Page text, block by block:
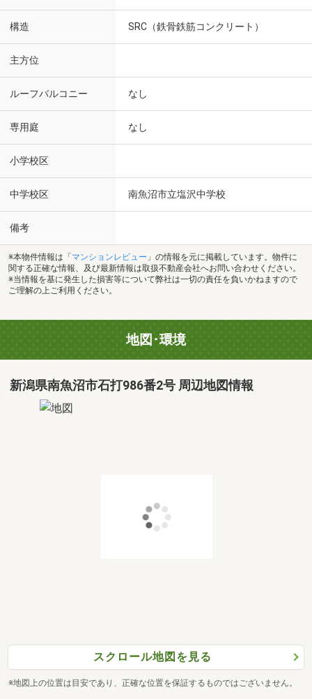
構造 SRC（鉄骨鉄筋コンクリート）
主方位
ルーフバルコニー なし
専用庭 なし
小学校区
中学校区 南魚沼市立塩沢中学校
備考
※本物件情報は「 マンションレビュー 」の情報を元に掲載しています。物件に
関する正確な情報、及び最新情報は取扱不動産会社へお問い合わせください。
※当情報を基に発生した損害等について弊社は一切の責任を負いかねますので
ご理解の上ご利用ください。
地図･環境
新潟県南魚沼市石打986番2号 周辺地図情報
スクロール地図を見る
※地図上の位置は目安であり、正確な位置を保証するものではございません。